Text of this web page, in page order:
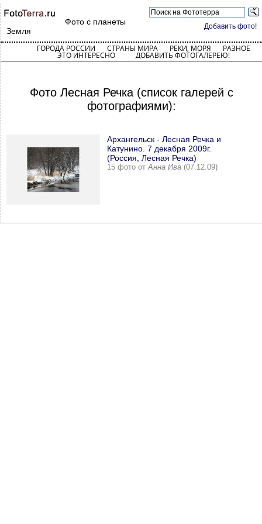
Добавить фото!
Фото с планеты
Земля
ГОРОДА РОССИИ СТРАНЫ МИРА РЕКИ, МОРЯ РАЗНОЕ
ЭТО ИНТЕРЕСНО ДОБАВИТЬ ФОТОГАЛЕРЕЮ!
Фото Лесная Речка (список галерей с
фотографиями):
Архангельск - Лесная Речка и
Катунино. 7 декабря 2009г.
(Россия, Лесная Речка)
15 фото отАнна Ива (07.12.09)